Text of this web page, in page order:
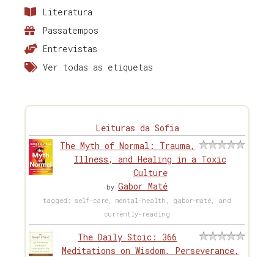
Literatura
Passatempos
Entrevistas
Ver todas as etiquetas
Leituras da Sofia
The Myth of Normal: Trauma,
Illness, and Healing in a Toxic
Culture
by Gabor Maté
tagged: self-care, mental-health, gabor-maté, and
currently-reading
The Daily Stoic: 366
Meditations on Wisdom, Perseverance,